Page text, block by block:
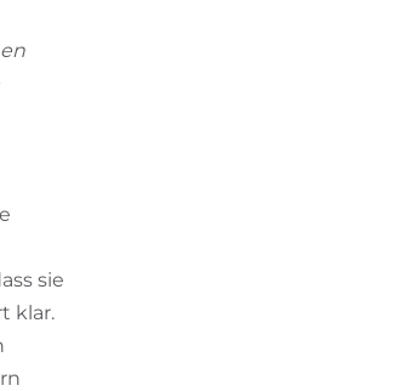
sie
klar.